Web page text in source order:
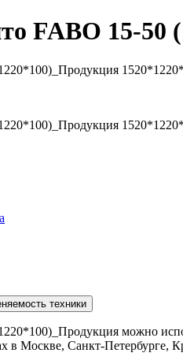
FABO 15-50
техники
можно
в Москве, Санкт-Петербурге,